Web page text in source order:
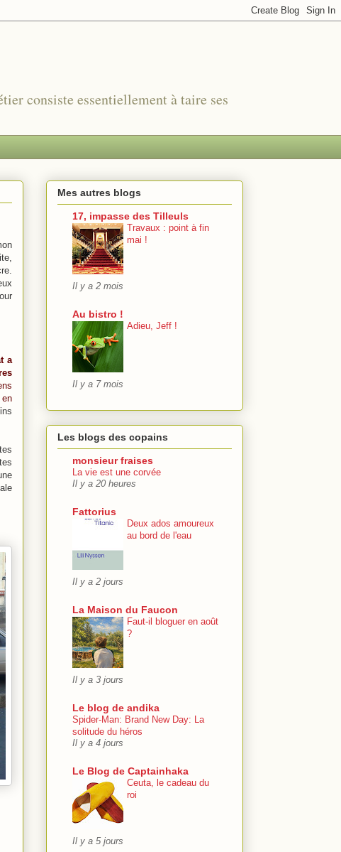
consiste essentiellement à taire ses
a
en
Mes autres blogs
17, impasse des Tilleuls
Travaux : point à fin
mai !
Il y a 2 mois
Au bistro !
Adieu, Jeff !
Il y a 7 mois
Les blogs des copains
monsieur fraises
La vie est une corvée
Il y a 20 heures
Fattorius
Deux ados amoureux
au bord de l'eau
Il y a 2 jours
La Maison du Faucon
Faut-il bloguer en août
?
Il y a 3 jours
Le blog de andika
Spider-Man: Brand New Day: La
solitude du héros
Il y a 4 jours
Le Blog de Captainhaka
Ceuta, le cadeau du
roi
Il y a 5 jours